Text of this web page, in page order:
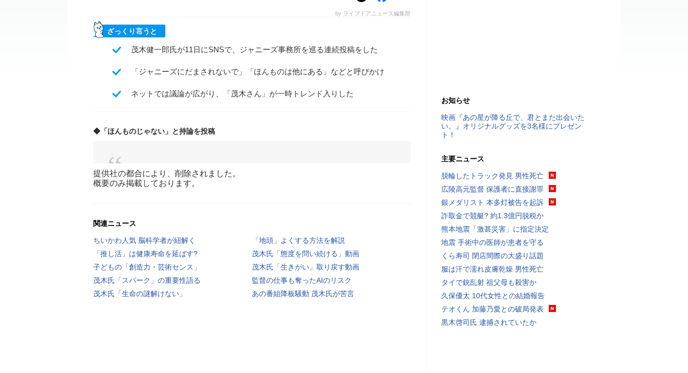
by ライブドアニュース編集部
ざっくり言うと
茂木健一郎氏が11日にSNSで、ジャニーズ事務所を巡る連続投稿をした
「ジャニーズにだまされないで」「ほんものは他にある」などと呼びかけ
ネットでは議論が広がり、「茂木さん」が一時トレンド入りした
◆「ほんものじゃない」と持論を投稿
提供社の都合により、削除されました。
概要のみ掲載しております。
関連ニュース
ちいかわ人気 脳科学者が紐解く
「地頭」よくする方法を解説
「推し活」は健康寿命を延ばす?
茂木氏「態度を問い続ける」動画
子どもの「創造力・芸術センス」
茂木氏「生きがい」取り戻す動画
茂木氏「スパーク」の重要性語る
監督の仕事も奪ったAIのリスク
茂木氏「生命の謎解けない」
あの番組降板騒動 茂木氏が苦言
お知らせ
映画『あの星が降る丘で、君とまた出会いた
い。』オリジナルグッズを3名様にプレゼン
ト！
主要ニュース
脱輪したトラック発見 男性死亡
広陵高元監督 保護者に直接謝罪
銀メダリスト 本多灯被告を起訴
詐取金で競艇? 約1.3億円脱税か
熊本地震「激甚災害」に指定決定
地震 手術中の医師が患者を守る
くら寿司 閉店間際の大盛り話題
服は汗で濡れ皮膚乾燥 男性死亡
タイで銃乱射 祖父母も殺害か
久保優太 10代女性との結婚報告
テオくん 加藤乃愛との破局発表
黒木啓司氏 逮捕されていたか